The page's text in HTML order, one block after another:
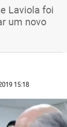
Laviola foi
um novo
15:18